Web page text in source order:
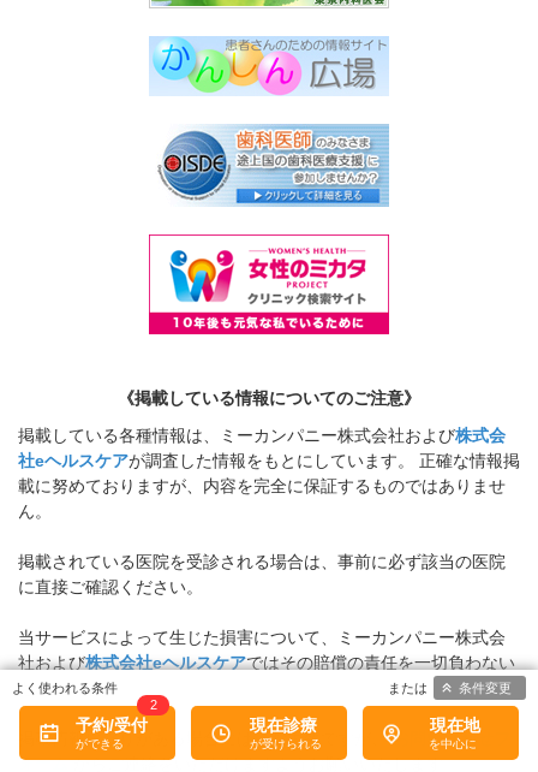
《掲載している情報についてのご注意》
掲載している各種情報は、ミーカンパニー株式会社および株式会
社eヘルスケアが調査した情報をもとにしています。 正確な情報掲
載に努めておりますが、内容を完全に保証するものではありませ
ん。
掲載されている医院を受診される場合は、事前に必ず該当の医院
に直接ご確認ください。
当サービスによって生じた損害について、ミーカンパニー株式会
社および株式会社eヘルスケアではその賠償の責任を一切負わない
ものとします。
掲載情報に誤りがある場合には、お手数ですが、お問い合わせフ
ォームからご連絡をいただけますようお願いいたします。
予約/受付
2
現在診療 現在地
条件変更